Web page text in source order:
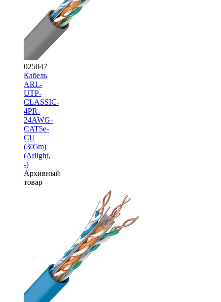
025047
Кабель
ARL-
UTP-
CLASSIC-
4PR-
24AWG-
CAT5e-
CU
(305m)
(Arlight,
-)
Архивный
товар